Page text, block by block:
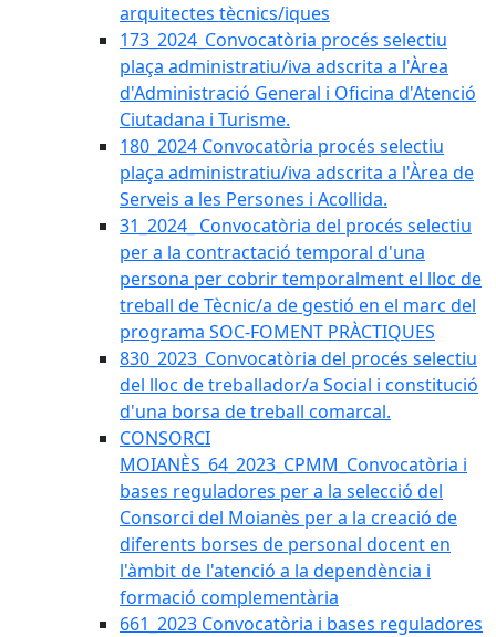
arquitectes tècnics/iques
173_2024_Convocatòria procés selectiu
plaça administratiu/iva adscrita a l'Àrea
d'Administració General i Oficina d'Atenció
Ciutadana i Turisme.
180_2024 Convocatòria procés selectiu
plaça administratiu/iva adscrita a l'Àrea de
Serveis a les Persones i Acollida.
31_2024_ Convocatòria del procés selectiu
per a la contractació temporal d'una
persona per cobrir temporalment el lloc de
treball de Tècnic/a de gestió en el marc del
programa SOC-FOMENT PRÀCTIQUES
830_2023_Convocatòria del procés selectiu
del lloc de treballador/a Social i constitució
d'una borsa de treball comarcal.
CONSORCI
MOIANÈS_64_2023_CPMM_Convocatòria i
bases reguladores per a la selecció del
Consorci del Moianès per a la creació de
diferents borses de personal docent en
l'àmbit de l'atenció a la dependència i
formació complementària
661_2023 Convocatòria i bases reguladores